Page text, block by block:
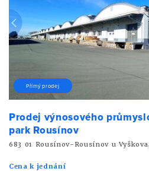
Přímý prodej
Prodej výnosového
park Rousínov
683 01 Rousínov-Rousínov u
Cena k jednání